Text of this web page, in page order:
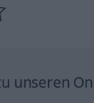
unseren